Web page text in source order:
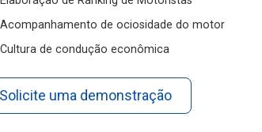
Acompanhamento de ociosidade do motor
Cultura de condução econômica
Solicite uma demonstração